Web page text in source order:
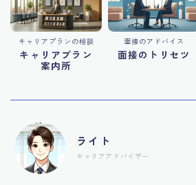
キャリアプランの相談
キャリアプラン
案内所
面接のアドバイス
面接のトリセツ
ライト
キャリアアドバイザー